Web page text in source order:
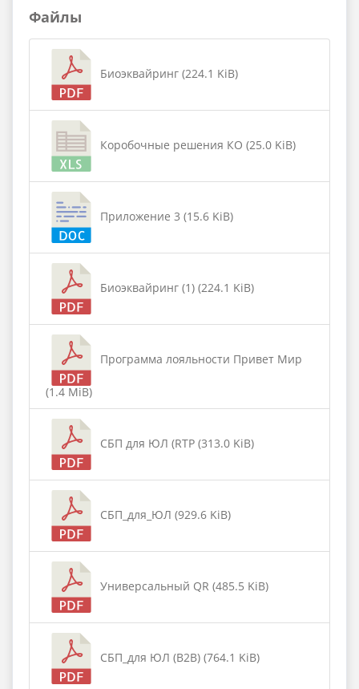
Файлы
Биоэквайринг (224.1 KiB)
Коробочные решения КО (25.0 KiB)
Приложение 3 (15.6 KiB)
Биоэквайринг (1) (224.1 KiB)
Программа лояльности Привет Мир
(1.4 MiB)
СБП для ЮЛ (RTP (313.0 KiB)
СБП_для_ЮЛ (929.6 KiB)
Универсальный QR (485.5 KiB)
СБП_для ЮЛ (B2B) (764.1 KiB)